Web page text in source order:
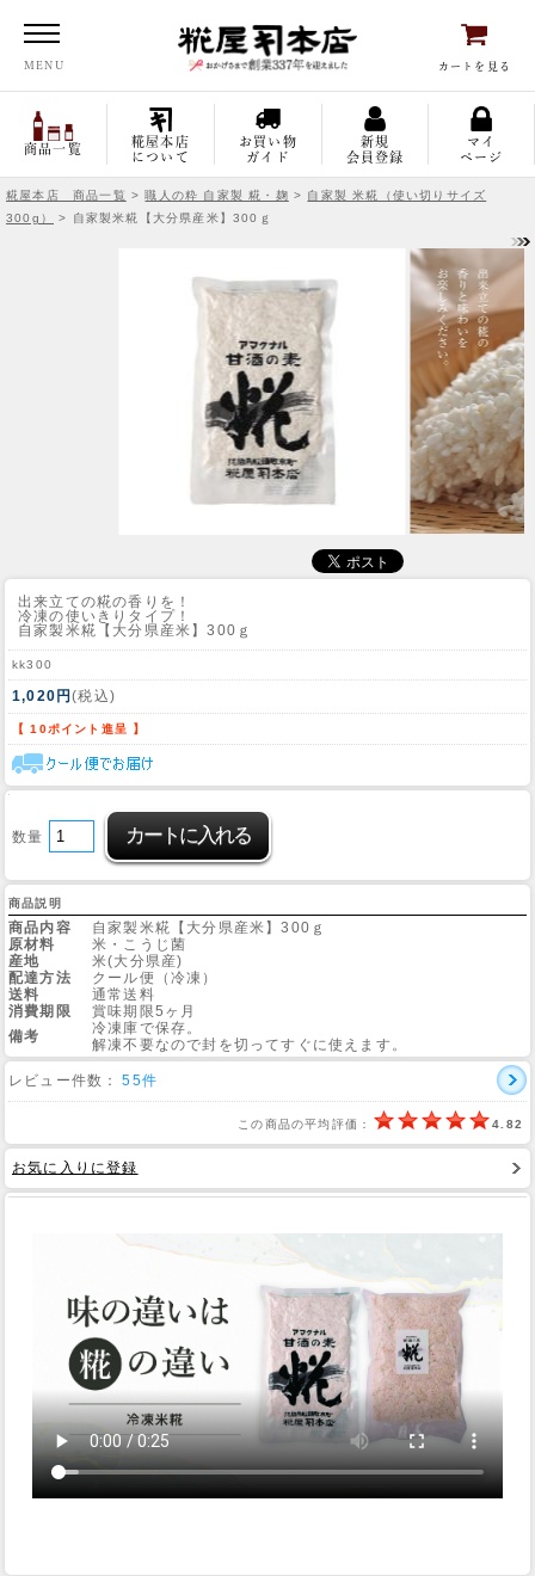
MENU カートを見る
商品一覧
糀屋本店
について
お買い物
ガイド
新規
会員登録
マイ
ページ
糀屋本店 商品一覧 >職人の粋 自家製 糀・麹 > 自家製 米糀（使い切りサイズ
300g）
> 自家製米糀【大分県産米】300ｇ
出来立ての糀の香りを！
冷凍の使いきりタイプ！
自家製米糀【大分県産米】300ｇ
kk300
1,020円(税込)
【 10ポイント進呈 】
数量
商品説明
商品内容
自家製米糀【大分県産米】300ｇ
原材料
米・こうじ菌
産地
米(大分県産)
配達方法
クール便（冷凍）
送料
通常送料
消費期限
賞味期限5ヶ月
備考
冷凍庫で保存。
解凍不要なので封を切ってすぐに使えます。
レビュー件数： 55件
この商品の平均評価： 4.82
お気に入りに登録